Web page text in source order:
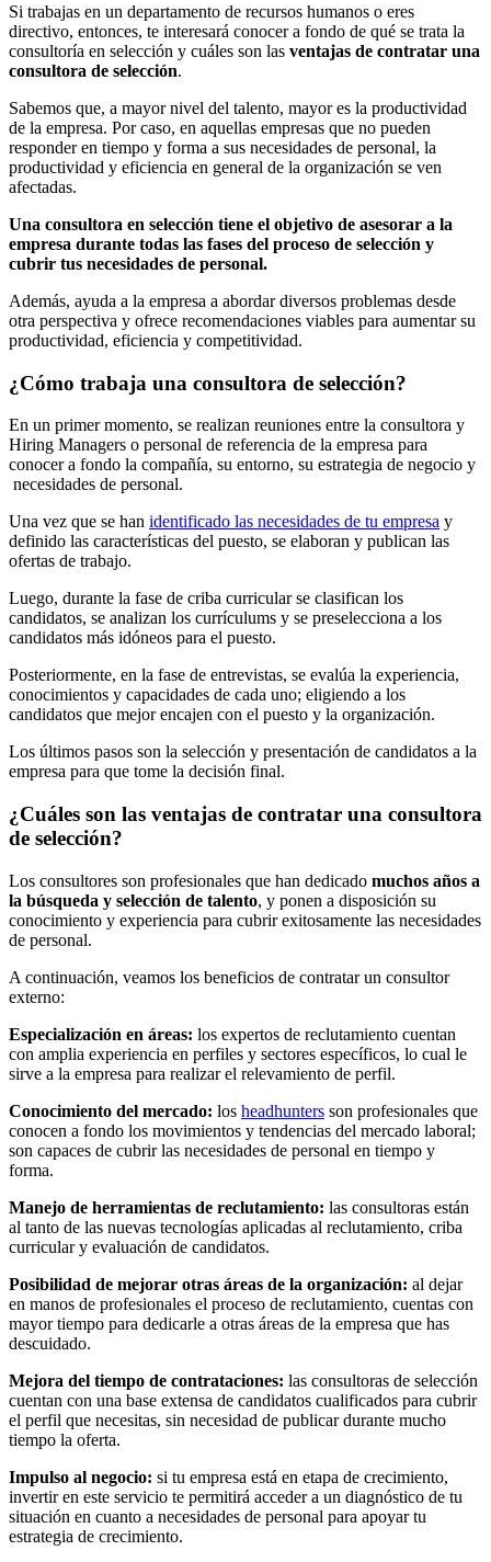
Si trabajas en un departamento de recursos humanos o eres
directivo, entonces, te interesará conocer a fondo de qué se trata la
consultoría en selección y cuáles son las ventajas de contratar una
consultora de selección.
Sabemos que, a mayor nivel del talento, mayor es la productividad
de la empresa. Por caso, en aquellas empresas que no pueden
responder en tiempo y forma a sus necesidades de personal, la
productividad y eficiencia en general de la organización se ven
afectadas.
Una consultora en selección tiene el objetivo de asesorar a la
empresa durante todas las fases del proceso de selección y
cubrir tus necesidades de personal.
Además, ayuda a la empresa a abordar diversos problemas desde
otra perspectiva y ofrece recomendaciones viables para aumentar su
productividad, eficiencia y competitividad.
¿Cómo trabaja una consultora de selección?
En un primer momento, se realizan reuniones entre la consultora y
Hiring Managers o personal de referencia de la empresa para
conocer a fondo la compañía, su entorno, su estrategia de negocio y
necesidades de personal.
Una vez que se han identificado las necesidades de tu empresa y
definido las características del puesto, se elaboran y publican las
ofertas de trabajo.
Luego, durante la fase de criba curricular se clasifican los
candidatos, se analizan los currículums y se preselecciona a los
candidatos más idóneos para el puesto.
Posteriormente, en la fase de entrevistas, se evalúa la experiencia,
conocimientos y capacidades de cada uno; eligiendo a los
candidatos que mejor encajen con el puesto y la organización.
Los últimos pasos son la selección y presentación de candidatos a la
empresa para que tome la decisión final.
¿Cuáles son las ventajas de contratar una consultora
de selección?
Los consultores son profesionales que han dedicado muchos años a
la búsqueda y selección de talento, y ponen a disposición su
conocimiento y experiencia para cubrir exitosamente las necesidades
de personal.
A continuación, veamos los beneficios de contratar un consultor
externo:
Especialización en áreas: los expertos de reclutamiento cuentan
con amplia experiencia en perfiles y sectores específicos, lo cual le
sirve a la empresa para realizar el relevamiento de perfil.
Conocimiento del mercado: los headhunters son profesionales que
conocen a fondo los movimientos y tendencias del mercado laboral;
son capaces de cubrir las necesidades de personal en tiempo y
forma.
Manejo de herramientas de reclutamiento: las consultoras están
al tanto de las nuevas tecnologías aplicadas al reclutamiento, criba
curricular y evaluación de candidatos.
Posibilidad de mejorar otras áreas de la organización: al dejar
en manos de profesionales el proceso de reclutamiento, cuentas con
mayor tiempo para dedicarle a otras áreas de la empresa que has
descuidado.
Mejora del tiempo de contrataciones: las consultoras de selección
cuentan con una base extensa de candidatos cualificados para cubrir
el perfil que necesitas, sin necesidad de publicar durante mucho
tiempo la oferta.
Impulso al negocio: si tu empresa está en etapa de crecimiento,
invertir en este servicio te permitirá acceder a un diagnóstico de tu
situación en cuanto a necesidades de personal para apoyar tu
estrategia de crecimiento.